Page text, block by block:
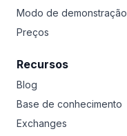
Modo de demonstração
Preços
Recursos
Blog
Base de conhecimento
Exchanges